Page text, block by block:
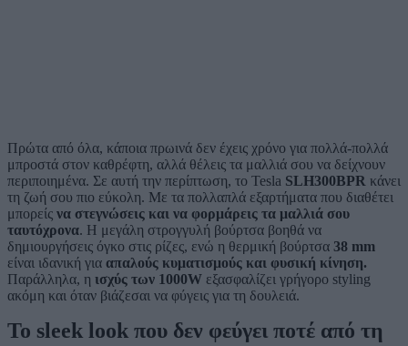
Πρώτα από όλα, κάποια πρωινά δεν έχεις χρόνο για πολλά-πολλά
μπροστά στον καθρέφτη, αλλά θέλεις τα μαλλιά σου να δείχνουν
περιποιημένα. Σε αυτή την περίπτωση, το Tesla SLH300BPR κάνει
τη ζωή σου πιο εύκολη. Με τα πολλαπλά εξαρτήματα που διαθέτει
μπορείς να στεγνώσεις και να φορμάρεις τα μαλλιά σου
ταυτόχρονα. Η μεγάλη στρογγυλή βούρτσα βοηθά να
δημιουργήσεις όγκο στις ρίζες, ενώ η θερμική βούρτσα 38 mm
είναι ιδανική για απαλούς κυματισμούς και φυσική κίνηση.
Παράλληλα, η ισχύς των 1000W εξασφαλίζει γρήγορο styling
ακόμη και όταν βιάζεσαι να φύγεις για τη δουλειά.
Το sleek look που δεν φεύγει ποτέ από τη